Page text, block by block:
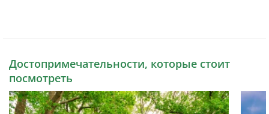
Достопримечательности, которые стоит
посмотреть